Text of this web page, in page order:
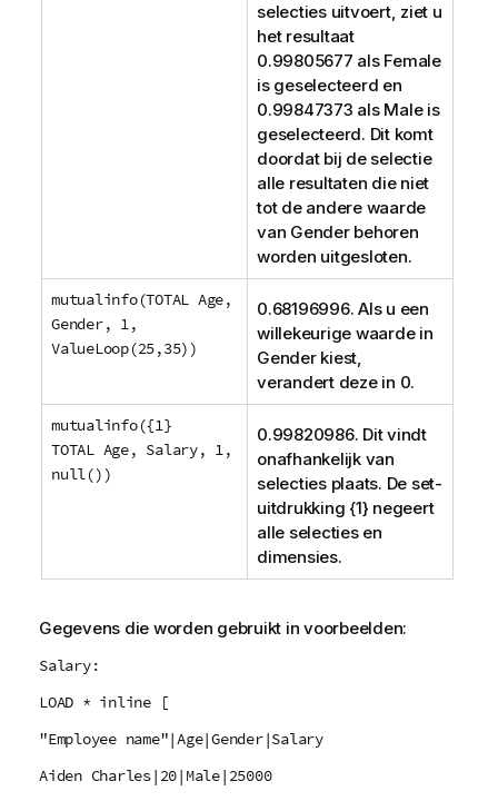
selecties uitvoert, ziet u
het resultaat
0.99805677 als Female
is geselecteerd en
0.99847373 als Maleis
geselecteerd. Dit komt
doordat bij de selectie
alle resultaten die niet
tot de andere waarde
van Genderbehoren
worden uitgesloten.
mutualinfo(TOTAL Age,
Gender, 1,
ValueLoop(25,35))
0.68196996. Als u een
willekeurige waarde in
Genderkiest,
verandert deze in 0.
mutualinfo({1}
TOTAL Age, Salary, 1,
null())
0.99820986. Dit vindt
onafhankelijk van
selecties plaats. De set-
uitdrukking {1} negeert
alle selecties en
dimensies.
Gegevens die worden gebruikt in voorbeelden:
Salary:
LOAD * inline [
"Employee name"|Age|Gender|Salary
Aiden Charles|20|Male|25000